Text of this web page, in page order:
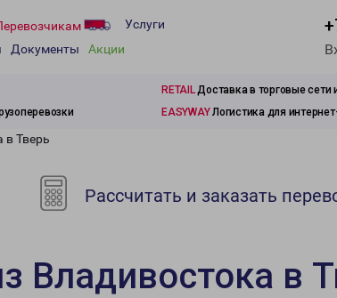
Услуги
Документы Акции
RETAILДоставка в торговые сети
EASYWAYЛогистика для
в Тверь
Рассчитать и заказать
Владивостока в